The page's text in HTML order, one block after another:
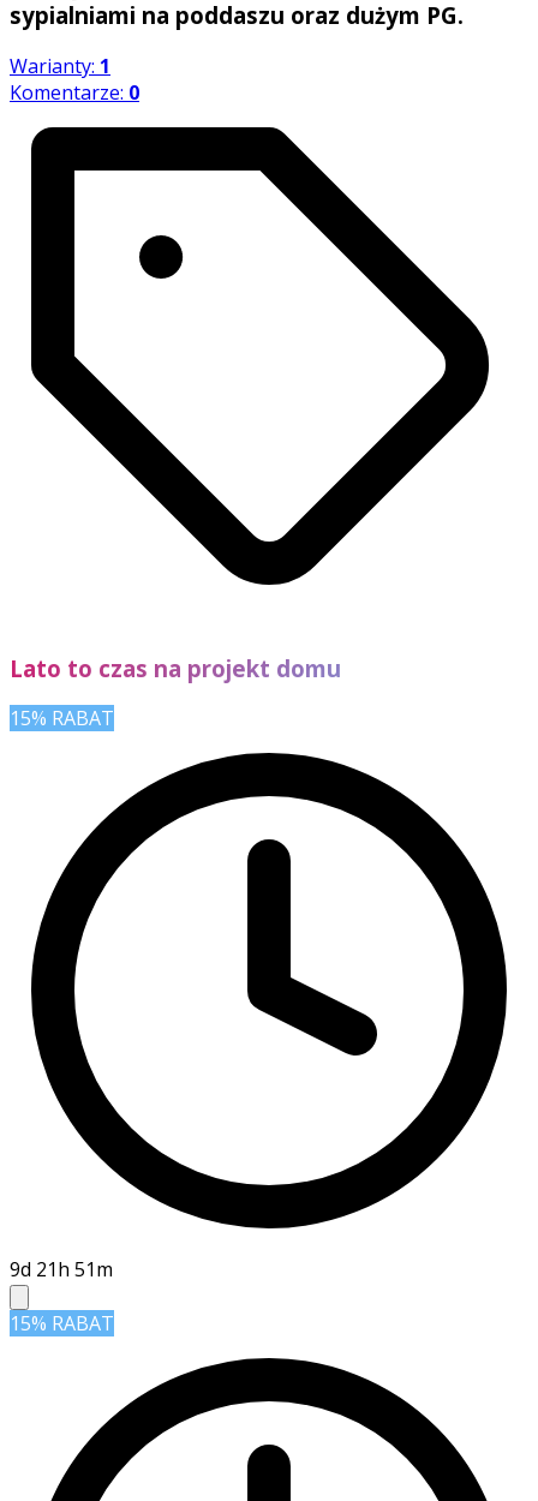
sypialniami na poddaszu oraz dużym PG.
Warianty: 1
Komentarze: 0
Lato to czas na projekt domu
15% RABAT
9d 21h 51m
15% RABAT